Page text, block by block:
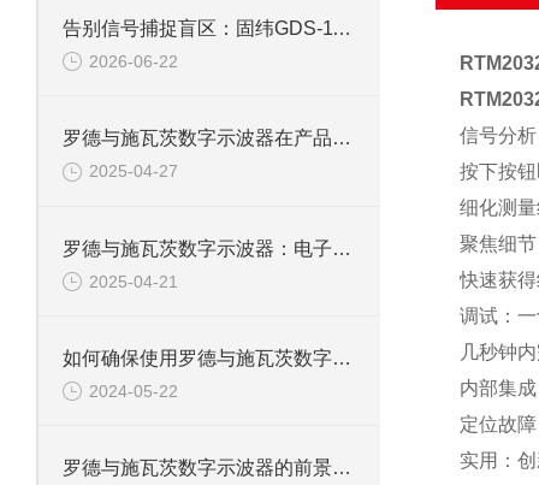
告别信号捕捉盲区：固纬GDS-1102示波器峰值侦测与触发系统全攻略
2026-06-22
罗德与施瓦茨数字示波器在产品开发中的关键作用
2025-04-27
罗德与施瓦茨数字示波器：电子工程师的精准测量设备
2025-04-21
如何确保使用罗德与施瓦茨数字示波器的安全性？
2024-05-22
罗德与施瓦茨数字示波器的前景和发展怎样？
信号分
按下按
细化测
聚焦细
快速获
调试：
几秒钟
内部集
定位故
实用：